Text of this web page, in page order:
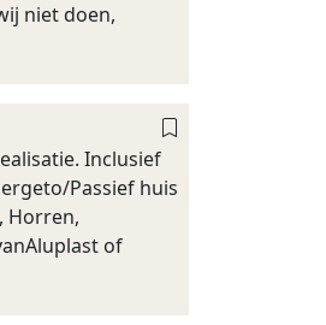
niet doen,
Inclusief
Passief huis
Horren,
of